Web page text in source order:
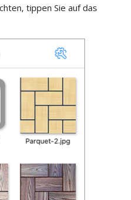
tippen Sie auf das